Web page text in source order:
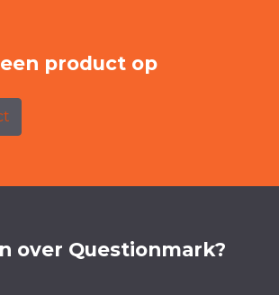
product op
over Questionmark?